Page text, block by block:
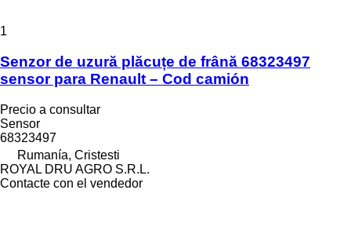
1
Senzor de uzură plăcuțe de frână 68323497
sensor para Renault – Cod camión
Precio a consultar
Sensor
68323497
Rumanía, Cristesti
ROYAL DRU AGRO S.R.L.
Contacte con el vendedor